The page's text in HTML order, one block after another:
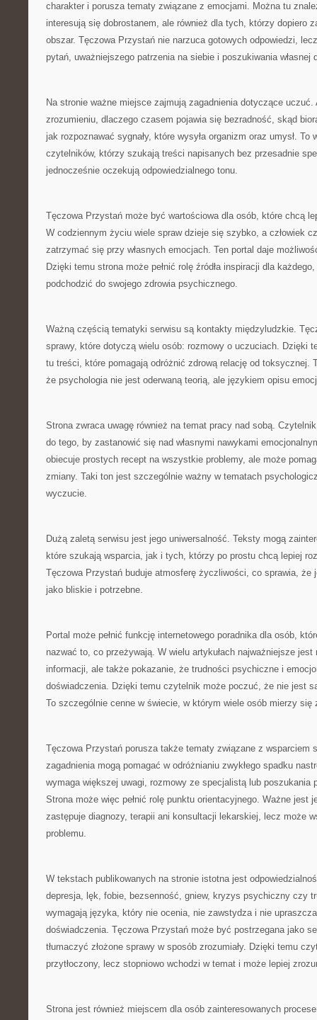
charakter i porusza tematy związane z emocjami. Można tu
interesują się dobrostanem, ale również dla tych, którzy dopiero
obszar. Tęczowa Przystań nie narzuca gotowych odpowiedzi,
pytań, uważniejszego patrzenia na siebie i poszukiwania własnej
Na stronie ważne miejsce zajmują zagadnienia dotyczące uczuć.
zrozumieniu, dlaczego czasem pojawia się bezradność, skąd
jak rozpoznawać sygnały, które wysyła organizm oraz umysł. To
czytelników, którzy szukają treści napisanych bez przesadnie
jednocześnie oczekują odpowiedzialnego tonu.
Tęczowa Przystań może być wartościowa dla osób, które chcą
W codziennym życiu wiele spraw dzieje się szybko, a człowiek
zatrzymać się przy własnych emocjach. Ten portal daje
Dzięki temu strona może pełnić rolę źródła inspiracji dla
podchodzić do swojego zdrowia psychicznego.
Ważną częścią tematyki serwisu są kontakty międzyludzkie.
sprawy, które dotyczą wielu osób: rozmowy o uczuciach. Dzięki
tu treści, które pomagają odróżnić zdrową relację od toksycznej.
że psychologia nie jest oderwaną teorią, ale językiem opisu
Strona zwraca uwagę również na temat pracy nad sobą.
do tego, by zastanowić się nad własnymi nawykami
obiecuje prostych recept na wszystkie problemy, ale może
zmiany. Taki ton jest szczególnie ważny w tematach
wyczucie.
Dużą zaletą serwisu jest jego uniwersalność. Teksty mogą
które szukają wsparcia, jak i tych, którzy po prostu chcą lepiej
Tęczowa Przystań buduje atmosferę życzliwości, co sprawia, że
jako bliskie i potrzebne.
Portal może pełnić funkcję internetowego poradnika dla osób,
nazwać to, co przeżywają. W wielu artykułach najważniejsze
informacji, ale także pokazanie, że trudności psychiczne i
doświadczenia. Dzięki temu czytelnik może poczuć, że nie jest
To szczególnie cenne w świecie, w którym wiele osób mierzy się
Tęczowa Przystań porusza także tematy związane z wsparciem
zagadnienia mogą pomagać w odróżnianiu zwykłego spadku
wymaga większej uwagi, rozmowy ze specjalistą lub poszukania
Strona może więc pełnić rolę punktu orientacyjnego. Ważne jest
zastępuje diagnozy, terapii ani konsultacji lekarskiej, lecz może
problemu.
W tekstach publikowanych na stronie istotna jest
depresja, lęk, fobie, bezsenność, gniew, kryzys psychiczny czy
wymagają języka, który nie ocenia, nie zawstydza i nie
doświadczenia. Tęczowa Przystań może być postrzegana jako
tłumaczyć złożone sprawy w sposób zrozumiały. Dzięki temu
przytłoczony, lecz stopniowo wchodzi w temat i może lepiej
Strona jest również miejscem dla osób zainteresowanych